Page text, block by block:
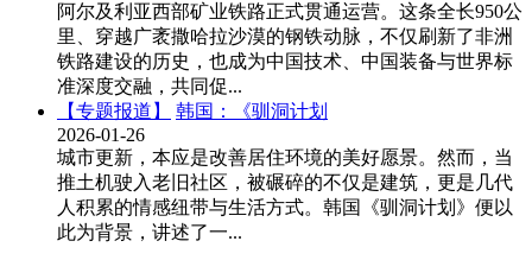
阿尔及利亚西部矿业铁路正式贯通运营。这条全长950公
里、穿越广袤撒哈拉沙漠的钢铁动脉，不仅刷新了非洲
铁路建设的历史，也成为中国技术、中国装备与世界标
准深度交融，共同促...
【专题报道】
韩国：《驯洞计划
2026-01-26
城市更新，本应是改善居住环境的美好愿景。然而，当
推土机驶入老旧社区，被碾碎的不仅是建筑，更是几代
人积累的情感纽带与生活方式。韩国《驯洞计划》便以
此为背景，讲述了一...